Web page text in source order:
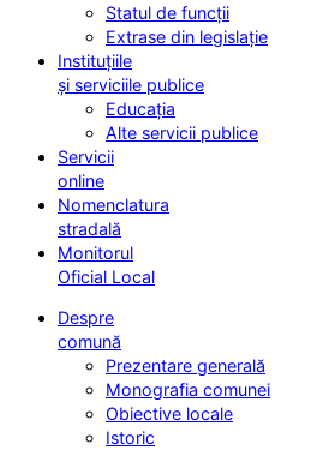
Statul de funcții
Extrase din legislație
Instituțiile
și serviciile publice
Educația
Alte servicii publice
Servicii
online
Nomenclatura
stradală
Monitorul
Oficial Local
Despre
comună
Prezentare generală
Monografia comunei
Obiective locale
Istoric